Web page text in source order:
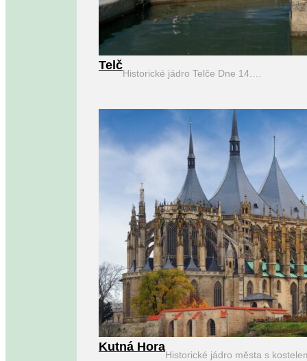
Telč
Historické jádro Telče Dne 14.…
Kutná Hora
Historické jádro města s